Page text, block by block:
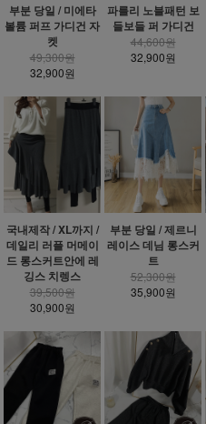
부분 당일 / 미에타
볼륨 퍼프 가디건 자
켓
49,300원
32,900원
파를리 노블패턴 보
들보들 퍼 가디건
44,600원
32,900원
국내제작 / XL까지 /
데일리 러플 머메이
드 롱스커트안에 레
깅스 치렝스
39,500원
30,900원
부분 당일 / 제르니
레이스 데님 롱스커
트
52,300원
35,900원